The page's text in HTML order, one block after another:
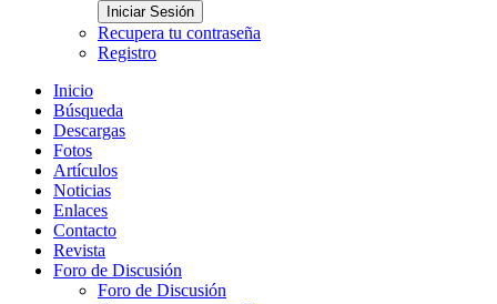
Iniciar Sesión
Recupera tu contraseña
Registro
Inicio
Búsqueda
Descargas
Fotos
Artículos
Noticias
Enlaces
Contacto
Revista
Foro de Discusión
Foro de Discusión